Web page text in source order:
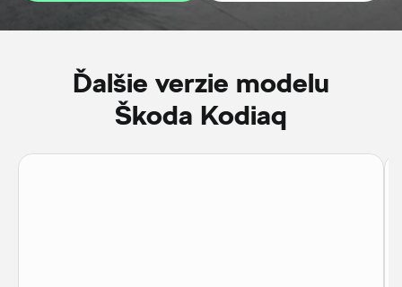
Ďalšie verzie modelu
Škoda Kodiaq